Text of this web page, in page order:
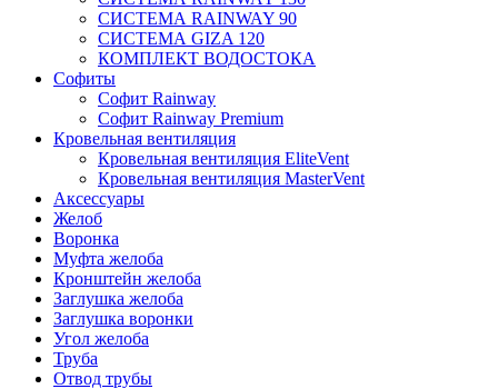
СИСТЕМА RAINWAY 90
СИСТЕМА GIZA 120
КОМПЛЕКТ ВОДОСТОКА
Софиты
Софит Rainway
Софит Rainway Premium
Кровельная вентиляция
Кровельная вентиляция EliteVent
Кровельная вентиляция MasterVent
Аксессуары
Желоб
Воронка
Муфта желоба
Кронштейн желоба
Заглушка желоба
Заглушка воронки
Угол желоба
Труба
Отвод трубы